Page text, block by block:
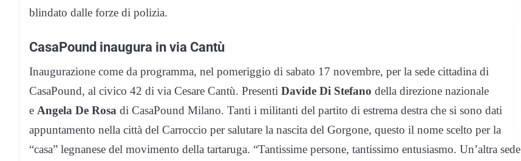
blindato dalle forze di polizia.
CasaPound inaugura in via Cantù
Inaugurazione come da programma, nel pomeriggio di sabato 17 novembre, per la sede cittadina di
CasaPound, al civico 42 di via Cesare Cantù. Presenti Davide Di Stefano della direzione nazionale
e Angela De Rosa di CasaPound Milano. Tanti i militanti del partito di estrema destra che si sono dati
appuntamento nella città del Carroccio per salutare la nascita del Gorgone, questo il nome scelto per la
“casa” legnanese del movimento della tartaruga. “Tantissime persone, tantissimo entusiasmo. Un’altra sede